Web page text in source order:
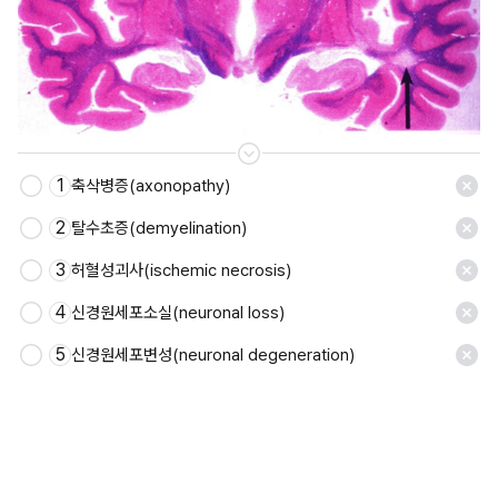
1 축삭병증(axonopathy)
2 탈수초증(demyelination)
3 허혈성괴사(ischemic necrosis)
4 신경원세포소실(neuronal loss)
5 신경원세포변성(neuronal degeneration)